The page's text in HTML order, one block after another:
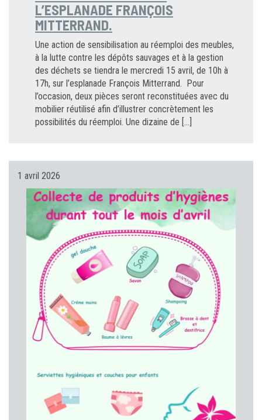
L’ESPLANADE FRANÇOIS
MITTERRAND.
Une action de sensibilisation au réemploi des meubles,
à la lutte contre les dépôts sauvages et à la gestion
des déchets se tiendra le mercredi 15 avril, de 10h à
17h, sur l’esplanade François Mitterrand. Pour
l’occasion, deux pièces seront reconstituées avec du
mobilier réutilisé afin d’illustrer concrètement les
possibilités du réemploi. Une dizaine de […]
1 avril 2026